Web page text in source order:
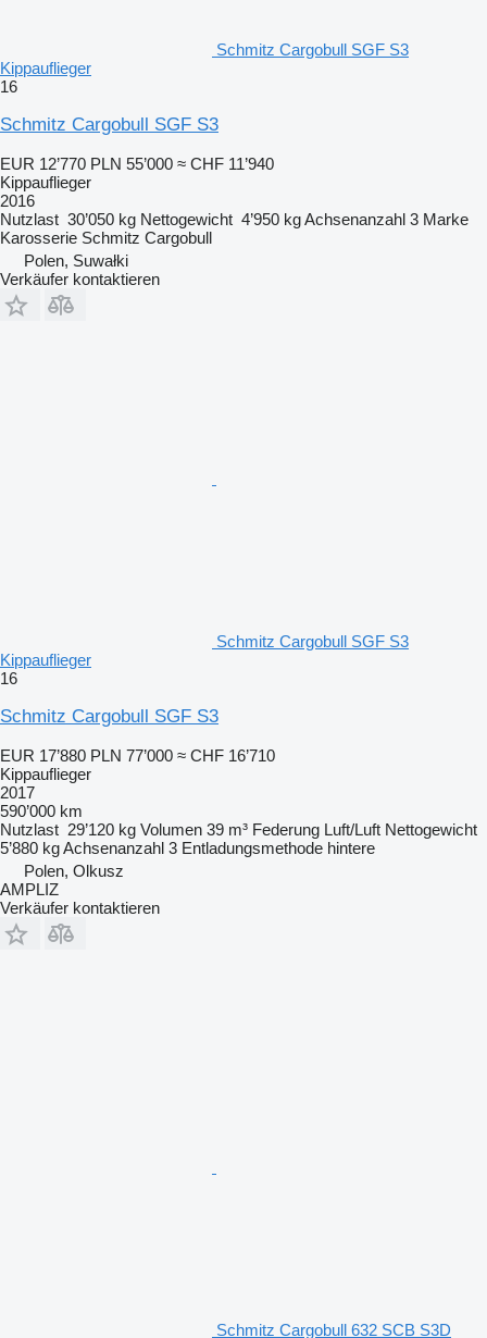
Schmitz Cargobull SGF S3
Kippauflieger
16
Schmitz Cargobull SGF S3
EUR 12’770 PLN 55’000 ≈ CHF 11’940
Kippauflieger
2016
Nutzlast 30’050 kg Nettogewicht 4’950 kgAchsenanzahl 3 Marke
Karosserie Schmitz Cargobull
Polen, Suwałki
Verkäufer kontaktieren
Schmitz Cargobull SGF S3
Kippauflieger
16
Schmitz Cargobull SGF S3
EUR 17’880 PLN 77’000 ≈ CHF 16’710
Kippauflieger
2017
590’000 km
Nutzlast 29’120 kg Volumen 39 m³ Federung Luft/Luft Nettogewicht
5’880 kgAchsenanzahl 3 Entladungsmethode hintere
Polen, Olkusz
AMPLIZ
Verkäufer kontaktieren
Schmitz Cargobull 632 SCB S3D